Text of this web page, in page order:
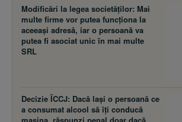
Modificări la legea societăţilor: Mai
multe firme vor putea funcţiona la
aceeaşi adresă, iar o persoană va
putea fi asociat unic în mai multe
SRL
Decizie ÎCCJ: Dacă laşi o persoană ce
a consumat alcool să îţi conducă